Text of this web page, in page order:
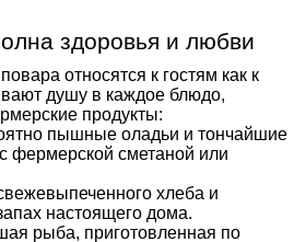
здоровья и любви
относятся к гостям как к
душу в каждое блюдо,
продукты:
пышные оладьи и тончайшие
фермерской сметаной или
хлеба и
настоящего дома.
рыба, приготовленная по